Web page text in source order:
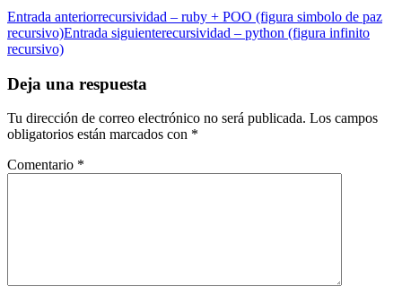
Entrada anteriorrecursividad – ruby + POO (figura simbolo de paz
recursivo)Entrada siguienterecursividad – python (figura infinito
recursivo)
Deja una respuesta
Tu dirección de correo electrónico no será publicada. Los campos
obligatorios están marcados con *
Comentario *